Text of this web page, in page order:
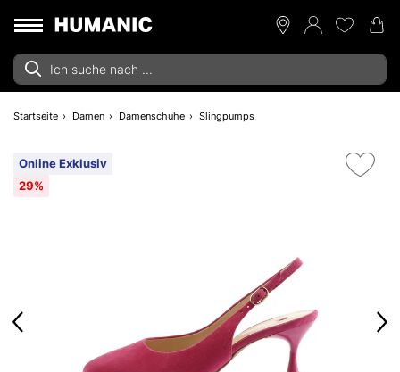
Startseite Damen Damenschuhe Slingpumps
Online Exklusiv
29%